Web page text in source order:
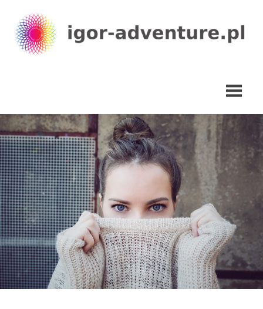
content